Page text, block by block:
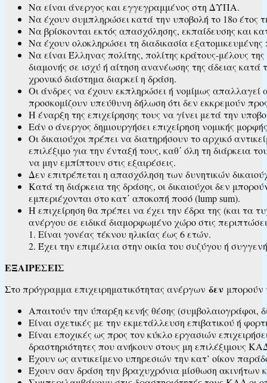
Να είναι άνεργος και εγγεγραμμένος στη ΔΥΠΑ.
Να έχουν συμπληρώσει κατά την υποβολή το 18ο έτος
Να βρίσκονται εκτός απασχόλησης, εκπαίδευσης και
Να έχουν ολοκληρώσει τη διαδικασία
Να είναι Έλληνας πολίτης, πολίτης κράτους-μέλους
διαμονής σε ισχύ ή αίτηση ανανέωσης της άδειας κατά
χρονικό διάστημα διαρκεί η δράση.
Οι άνδρες να έχουν εκπληρώσει ή νομίμως απαλλαγεί
προσκομίζουν υπεύθυνη δήλωση ότι δεν εκκρεμούν
Η έναρξη της επιχείρησης τους να γίνει μετά την
Εάν ο άνεργος δημιουργήσει επιχείρηση νομικής
Οι δικαιούχοι πρέπει να διατηρήσουν το αρχικό
επιλέξιμο για την ένταξή τους, καθ΄ όλη τη
να μην εμπίπτουν στις εξαιρέσεις.
Δεν επιτρέπεται η απασχόληση των δυνητικών
Κατά τη διάρκεια της δράσης, οι δικαιούχοι δεν
εμπεριέχονται στο κατ΄ αποκοπή ποσό (lump sum).
Η επιχείρηση θα πρέπει να έχει την έδρα της (και τα
ανέργου σε ειδικά διαμορφωμένο χώρο στις
1. Είναι γονέας τέκνου ηλικίας έως 6 ετών.
2. Έχει την επιμέλεια στην οικία του συζύγου ή
ΕΞΑΙΡΕΣΕΙΣ
Στο πρόγραμμα επιχειρηματικότητας ανέργων δεν μπορούν
Απαιτούν την ύπαρξη κενής θέσης (συμβολαιογράφοι,
Είναι σχετικές με την εκμετάλλευση επιβατικού ή
Είναι εποχικές ως προς τον κύκλο εργασιών
δραστηριότητες που ανήκουν στους μη επιλέξιμους
Έχουν ως αντικείμενο υπηρεσιών την κατ’ οίκον
Έχουν σαν δράση την βραχυχρόνια μίσθωση ακινήτων